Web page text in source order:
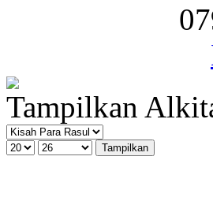
Tampilkan